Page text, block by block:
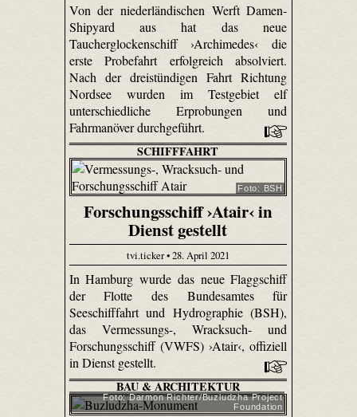
Von der niederländischen Werft Damen-
Shipyard aus hat das neue
Taucherglockenschiff ›Archimedes‹ die
erste Probefahrt erfolgreich absolviert.
Nach der dreistündigen Fahrt Richtung
Nordsee wurden im Testgebiet elf
unterschiedliche Erprobungen und
Fahrmanöver durchgeführt.
SCHIFFFAHRT
Foto: BSH
Forschungsschiff ›Atair‹ in
Dienst gestellt
tvi.ticker • 28. April 2021
In Hamburg wurde das neue Flaggschiff
der Flotte des Bundesamtes für
Seeschifffahrt und Hydrographie (BSH),
das Vermessungs-, Wracksuch- und
Forschungsschiff (VWFS) ›Atair‹, offiziell
in Dienst gestellt.
BAU & ARCHITEKTUR
Foto: Darmon Richter/Buzludzha Project
Foundation